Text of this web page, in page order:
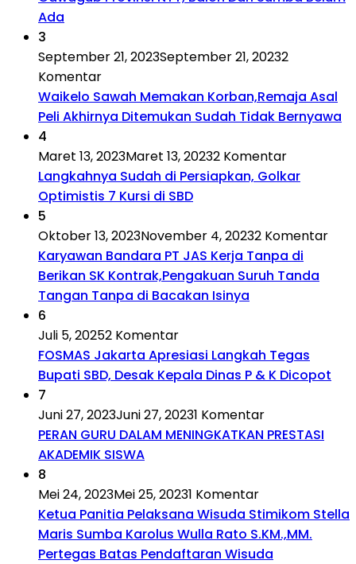
Ada
3
September 21, 2023September 21, 20232
Komentar
Waikelo Sawah Memakan Korban,Remaja Asal
Peli Akhirnya Ditemukan Sudah Tidak Bernyawa
4
Maret 13, 2023Maret 13, 20232 Komentar
Langkahnya Sudah di Persiapkan, Golkar
Optimistis 7 Kursi di SBD
5
Oktober 13, 2023November 4, 20232 Komentar
Karyawan Bandara PT JAS Kerja Tanpa di
Berikan SK Kontrak,Pengakuan Suruh Tanda
Tangan Tanpa di Bacakan Isinya
6
Juli 5, 20252 Komentar
FOSMAS Jakarta Apresiasi Langkah Tegas
Bupati SBD, Desak Kepala Dinas P & K Dicopot
7
Juni 27, 2023Juni 27, 20231 Komentar
PERAN GURU DALAM MENINGKATKAN PRESTASI
AKADEMIK SISWA
8
Mei 24, 2023Mei 25, 20231 Komentar
Ketua Panitia Pelaksana Wisuda Stimikom Stella
Maris Sumba Karolus Wulla Rato S.KM.,MM.
Pertegas Batas Pendaftaran Wisuda